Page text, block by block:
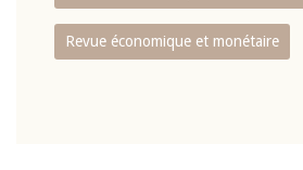
Revue économique et monétaire